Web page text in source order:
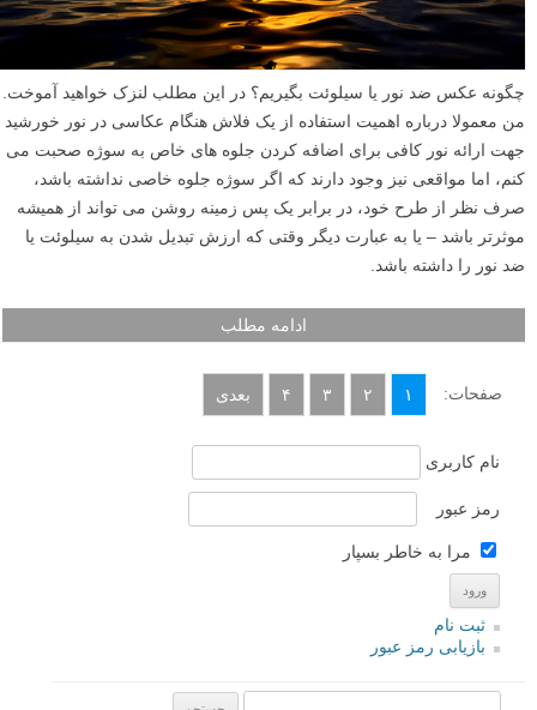
چگونه عکس ضد نور یا سیلوئت بگیریم؟ در این مطلب لنزک خواهید آموخت.
من معمولا درباره اهمیت استفاده از یک فلاش هنگام عکاسی در نور خورشید
جهت ارائه نور کافی برای اضافه کردن جلوه های خاص به سوژه صحبت می
کنم، اما مواقعی نیز وجود دارند که اگر سوژه جلوه خاصی نداشته باشد،
صرف نظر از طرح خود، در برابر یک پس زمینه روشن می تواند از همیشه
موثرتر باشد – یا به عبارت دیگر وقتی که ارزش تبدیل شدن به سیلوئت یا
ضد نور را داشته باشد.
ادامه مطلب
صفحات: ۱ ۲ ۳ ۴ بعدی
نام کاربری
رمز عبور
مرا به خاطر بسپار
ثبت نام
بازیابی رمز عبور